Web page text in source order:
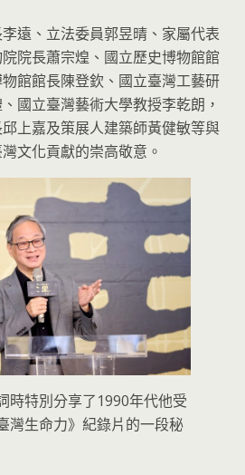
遠、立法委員郭昱晴、家屬代表
院長蕭宗煌、國立歷史博物館館
館館長陳登欽、國立臺灣工藝研
國立臺灣藝術大學教授李乾朗，
上嘉及策展人建築師黃健敏等與
文化貢獻的崇高敬意。
時特別分享了1990年代他受
灣生命力》紀錄片的一段秘